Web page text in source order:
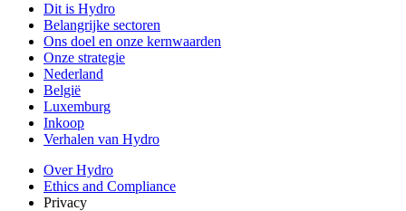
Dit is Hydro
Belangrijke sectoren
Ons doel en onze kernwaarden
Onze strategie
Nederland
België
Luxemburg
Inkoop
Verhalen van Hydro
Over Hydro
Ethics and Compliance
Privacy